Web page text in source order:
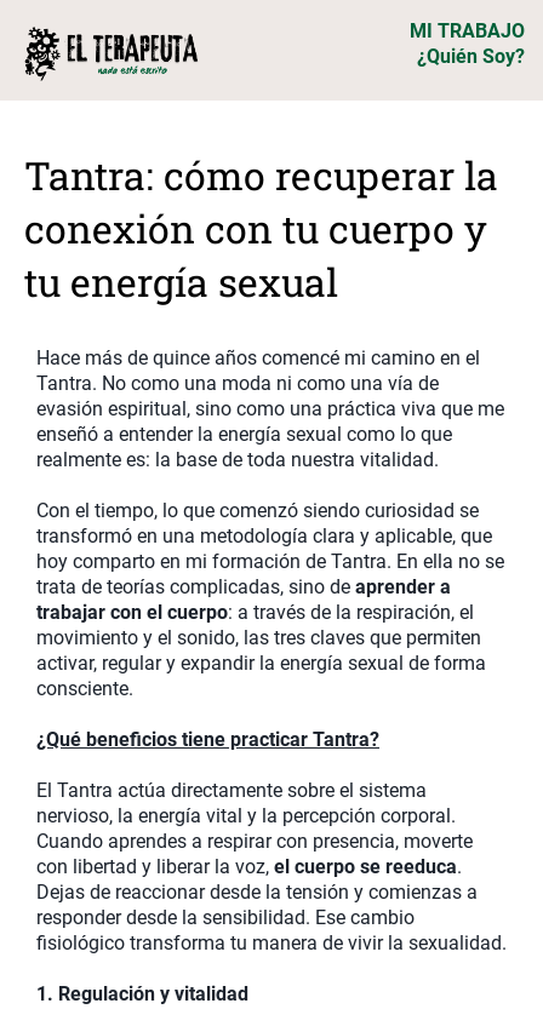
MI TRABAJO
¿Quién Soy?
Tantra: cómo recuperar la
conexión con tu cuerpo y
tu energía sexual
Hace más de quince años comencé mi camino en el
Tantra. No como una moda ni como una vía de
evasión espiritual, sino como una práctica viva que me
enseñó a entender la energía sexual como lo que
realmente es: la base de toda nuestra vitalidad.
Con el tiempo, lo que comenzó siendo curiosidad se
transformó en una metodología clara y aplicable, que
hoy comparto en mi formación de Tantra. En ella no se
trata de teorías complicadas, sino de aprender a
trabajar con el cuerpo: a través de la respiración, el
movimiento y el sonido, las tres claves que permiten
activar, regular y expandir la energía sexual de forma
consciente.
¿Qué beneficios tiene practicar Tantra?
El Tantra actúa directamente sobre el sistema
nervioso, la energía vital y la percepción corporal.
Cuando aprendes a respirar con presencia, moverte
con libertad y liberar la voz, el cuerpo se reeduca.
Dejas de reaccionar desde la tensión y comienzas a
responder desde la sensibilidad. Ese cambio
fisiológico transforma tu manera de vivir la sexualidad.
1. Regulación y vitalidad